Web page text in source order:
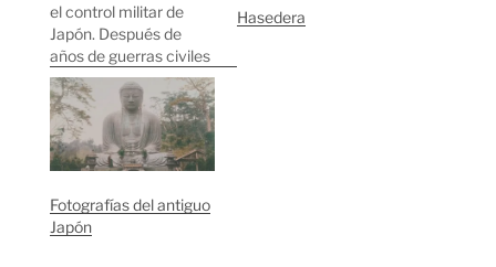
el control militar de
Japón. Después de
años de guerras civiles
entre los clanes
Minamoto (Genji) y los
Taira (Heike),
Minamoto no Yoritomo
derrotó a los Taira y se
shogun (Dictador
militar) tomando el
Hasedera
Fotografías del antiguo
Japón